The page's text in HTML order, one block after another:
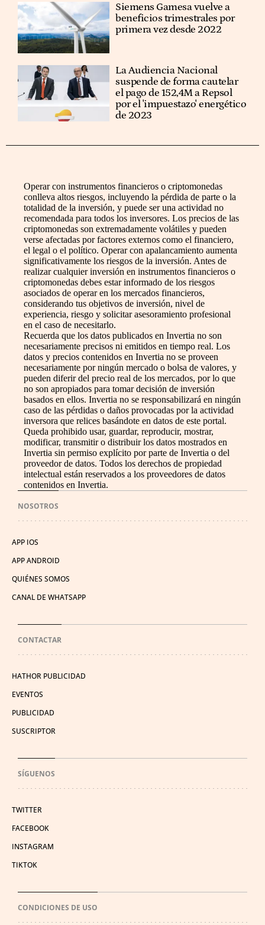
Siemens Gamesa vuelve a
beneficios trimestrales por
primera vez desde 2022
La Audiencia Nacional
suspende de forma cautelar
el pago de 152,4M a Repsol
por el 'impuestazo' energético
de 2023
Operar con instrumentos financieros o criptomonedas
conlleva altos riesgos, incluyendo la pérdida de parte o la
totalidad de la inversión, y puede ser una actividad no
recomendada para todos los inversores. Los precios de las
criptomonedas son extremadamente volátiles y pueden
verse afectadas por factores externos como el financiero,
el legal o el político. Operar con apalancamiento aumenta
significativamente los riesgos de la inversión. Antes de
realizar cualquier inversión en instrumentos financieros o
criptomonedas debes estar informado de los riesgos
asociados de operar en los mercados financieros,
considerando tus objetivos de inversión, nivel de
experiencia, riesgo y solicitar asesoramiento profesional
en el caso de necesitarlo.
Recuerda que los datos publicados en Invertia no son
necesariamente precisos ni emitidos en tiempo real. Los
datos y precios contenidos en Invertia no se proveen
necesariamente por ningún mercado o bolsa de valores, y
pueden diferir del precio real de los mercados, por lo que
no son apropiados para tomar decisión de inversión
basados en ellos. Invertia no se responsabilizará en ningún
caso de las pérdidas o daños provocadas por la actividad
inversora que relices basándote en datos de este portal.
Queda prohibido usar, guardar, reproducir, mostrar,
modificar, transmitir o distribuir los datos mostrados en
Invertia sin permiso explícito por parte de Invertia o del
proveedor de datos. Todos los derechos de propiedad
intelectual están reservados a los proveedores de datos
contenidos en Invertia.
NOSOTROS
APP IOS
APP ANDROID
QUIÉNES SOMOS
CANAL DE WHATSAPP
CONTACTAR
HATHOR PUBLICIDAD
EVENTOS
PUBLICIDAD
SUSCRIPTOR
SÍGUENOS
TWITTER
FACEBOOK
INSTAGRAM
TIKTOK
CONDICIONES DE USO